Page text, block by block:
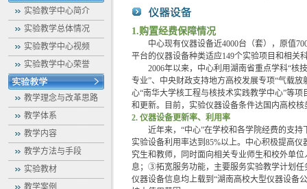
实验教学中心简介
实验教学总体情况
实验教学中心视频
实验教学中心荣誉
教学理念与改革思路
教学体系
教学内容
教学方法与手段
实验教材
教学案例
1.购置经费保障情况
中心现有仪器设备近4000台（套），原值
平台的仪器设备种类适应149个实验项目和相关
2006年以来，中心利用湖南省重点学科“核
专业”、
中央财政支持地方高校发展专项“气载
心“南华大学核工程与核技术实践教学中心”等
和更新。目前，实验仪器设备条件达国内高校
2. 仪器设备更新率、利用率
近年来，“中心”在学校和各学院经费的支持
实验设备利用率达到85%以上。中心积极提高
究生和教师，同时面向相关专业师生和校外单
息；③拓宽服务功能，主要服务实验教学计划
仪器设备信息均上载到“湖南高校大型仪器设备